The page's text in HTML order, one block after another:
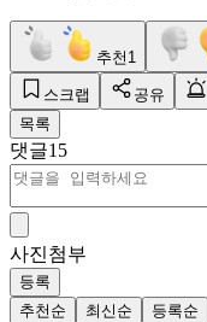
추천 1
스크랩 공유
목록
댓글15
사진첨부
등록
추천순
최신순 등록순